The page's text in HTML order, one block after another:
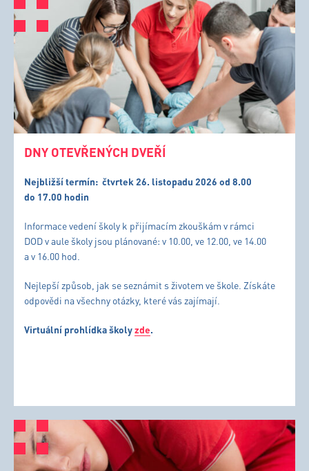
DNY OTEVŘENÝCH DVEŘÍ
Nejbližší termín: čtvrtek 26. listopadu 2026 od 8.00
do 17.00 hodin
Informace vedení školy k přijímacím zkouškám v rámci
DOD v aule školy jsou plánované: v 10.00, ve 12.00, ve 14.00
a v 16.00 hod.
Nejlepší způsob, jak se seznámit s životem ve škole. Získáte
odpovědi na všechny otázky, které vás zajímají.
Virtuální prohlídka školyzde.